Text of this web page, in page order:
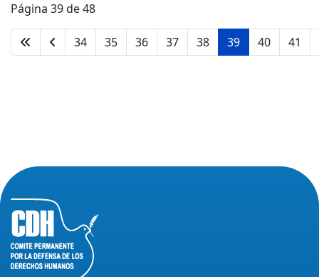
Página 39 de 48
34 35 36 37 38 39 40 41